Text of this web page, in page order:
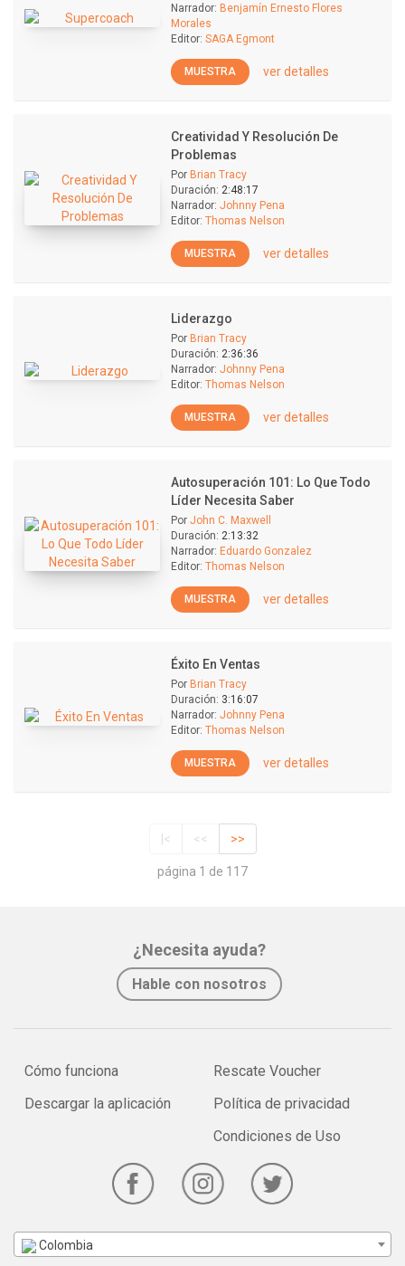
Narrador: Benjamín Ernesto Flores
Morales
Editor: SAGA Egmont
MUESTRA ver detalles
Creatividad Y Resolución De
Problemas
Por Brian Tracy
Duración: 2:48:17
Narrador: Johnny Pena
Editor: Thomas Nelson
MUESTRA ver detalles
Liderazgo
Por Brian Tracy
Duración: 2:36:36
Narrador: Johnny Pena
Editor: Thomas Nelson
MUESTRA ver detalles
Autosuperación 101: Lo Que Todo
Líder Necesita Saber
Por John C. Maxwell
Duración: 2:13:32
Narrador: Eduardo Gonzalez
Editor: Thomas Nelson
MUESTRA ver detalles
Éxito En Ventas
Por Brian Tracy
Duración: 3:16:07
Narrador: Johnny Pena
Editor: Thomas Nelson
MUESTRA ver detalles
|< << >>
página 1 de 117
¿Necesita ayuda?
Hable con nosotros
Cómo funciona
Descargar la aplicación
Rescate Voucher
Política de privacidad
Condiciones de Uso
Colombia